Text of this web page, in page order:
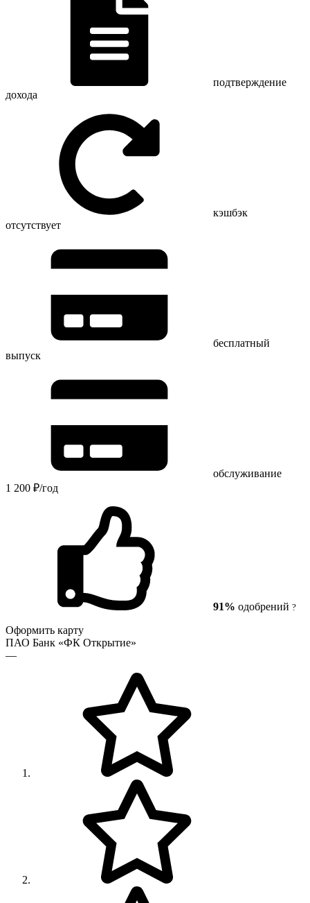
подтверждение
дохода
кэшбэк
отсутствует
бесплатный
выпуск
обслуживание
1 200 ₽/год
91% одобрений ?
Оформить карту
ПАО Банк «ФК Открытие»
—